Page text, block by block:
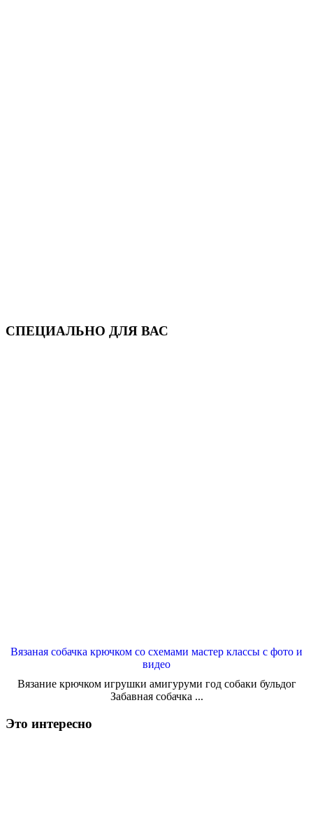
СПЕЦИАЛЬНО ДЛЯ ВАС
Вязаная собачка крючком со схемами мастер классы с фото и
видео
Вязание крючком игрушки амигуруми год собаки бульдог
Забавная собачка ...
Это интересно